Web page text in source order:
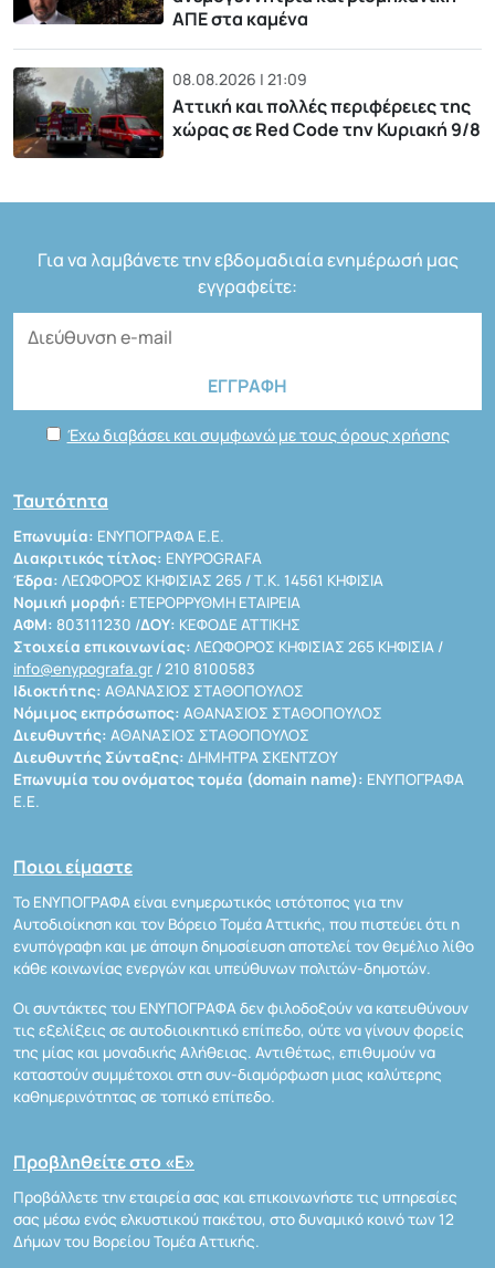
ΑΠΕ στα καμένα
08.08.2026 | 21:09
Αττική και πολλές περιφέρειες της
χώρας σε Red Code την Κυριακή 9/8
Για να λαμβάνετε την εβδομαδιαία ενημέρωσή μας
εγγραφείτε:
Έχω διαβάσει και συμφωνώ με τους όρους χρήσης
Ταυτότητα
Επωνυμία: ΕΝΥΠΟΓΡΑΦΑ Ε.Ε.
Διακριτικός τίτλος: ENYPOGRAFA
Έδρα: ΛΕΩΦΟΡΟΣ ΚΗΦΙΣΙΑΣ 265 / Τ.Κ. 14561 ΚΗΦΙΣΙΑ
Νομική μορφή: ΕΤΕΡΟΡΡΥΘΜΗ ΕΤΑΙΡΕΙΑ
ΑΦΜ: 803111230 /ΔΟΥ: ΚΕΦΟΔΕ ΑΤΤΙΚΗΣ
Στοιχεία επικοινωνίας: ΛΕΩΦΟΡΟΣ ΚΗΦΙΣΙΑΣ 265 ΚΗΦΙΣΙΑ /
info@enypografa.gr / 210 8100583
Ιδιοκτήτης: ΑΘΑΝΑΣΙΟΣ ΣΤΑΘΟΠΟΥΛΟΣ
Νόμιμος εκπρόσωπος: ΑΘΑΝΑΣΙΟΣ ΣΤΑΘΟΠΟΥΛΟΣ
Διευθυντής: ΑΘΑΝΑΣΙΟΣ ΣΤΑΘΟΠΟΥΛΟΣ
Διευθυντής Σύνταξης: ΔΗΜΗΤΡΑ ΣΚΕΝΤΖΟΥ
Επωνυμία του ονόματος τομέα (domain name): ΕΝΥΠΟΓΡΑΦΑ
Ε.Ε.
Ποιοι είμαστε
Το ΕΝΥΠΟΓΡΑΦΑ είναι ενημερωτικός ιστότοπος για την
Αυτοδιοίκηση και τον Βόρειο Τομέα Αττικής, που πιστεύει ότι η
ενυπόγραφη και με άποψη δημοσίευση αποτελεί τον θεμέλιο λίθο
κάθε κοινωνίας ενεργών και υπεύθυνων πολιτών-δημοτών.
Οι συντάκτες του ΕΝΥΠΟΓΡΑΦΑ δεν φιλοδοξούν να κατευθύνουν
τις εξελίξεις σε αυτοδιοικητικό επίπεδο, ούτε να γίνουν φορείς
της μίας και μοναδικής Αλήθειας. Αντιθέτως, επιθυμούν να
καταστούν συμμέτοχοι στη συν-διαμόρφωση μιας καλύτερης
καθημερινότητας σε τοπικό επίπεδο.
Προβληθείτε στο «Ε»
Προβάλλετε την εταιρεία σας και επικοινωνήστε τις υπηρεσίες
σας μέσω ενός ελκυστικού πακέτου, στο δυναμικό κοινό των 12
Δήμων του Βορείου Τομέα Αττικής.